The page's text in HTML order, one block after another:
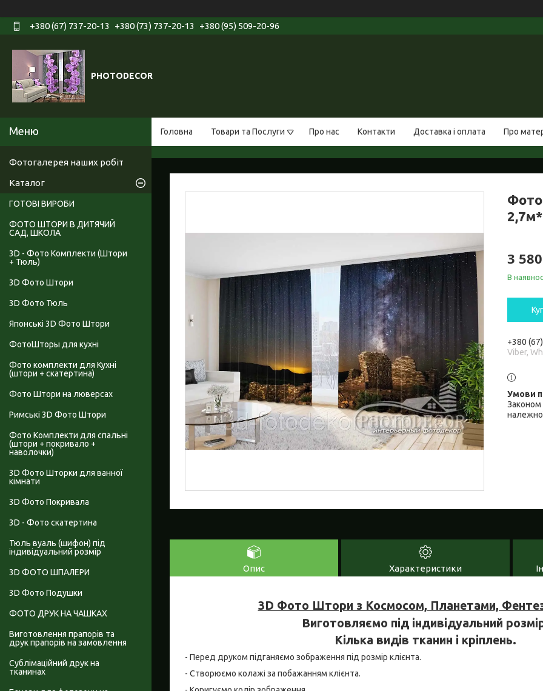
+380 (67) 737-20-13 +380 (73) 737-20-13 +380 (95) 509-20-96
PHOTODECOR
Головна Товари та Послуги Про нас Контакти Доставка і оплата Про
3
В
+380
Viber,
Законом
Опис Характеристики
3D Фото Штори з Космосом, Планетами,
Виготовляємо під індивідуальний
Кілька видів тканин і кріплень.
- Перед друком підганяємо зображення під розмір клієнта.
- Створюємо колажі за побажанням клієнта.
Фотогалерея наших робіт
Каталог
ГОТОВІ ВИРОБИ
ФОТО ШТОРИ В ДИТЯЧИЙ
САД, ШКОЛА
3D - Фото Комплекти (Штори
+ Тюль)
3D Фото Штори
3D Фото Тюль
Японські 3D Фото Штори
ФотоШторы для кухні
Фото комплекти для Кухні
(штори + скатертина)
Фото Штори на люверсах
Римські 3D Фото Штори
Фото Комплекти для спальні
(штори + покривало +
наволочки)
3D Фото Шторки для ванної
кімнати
3D Фото Покривала
3D - Фото скатертина
Тюль вуаль (шифон) під
індивідуальний розмір
3D ФОТО ШПАЛЕРИ
3D Фото Подушки
ФОТО ДРУК НА ЧАШКАХ
Виготовлення прапорів та
друк прапорів на замовлення
Сублімаційний друк на
тканинах